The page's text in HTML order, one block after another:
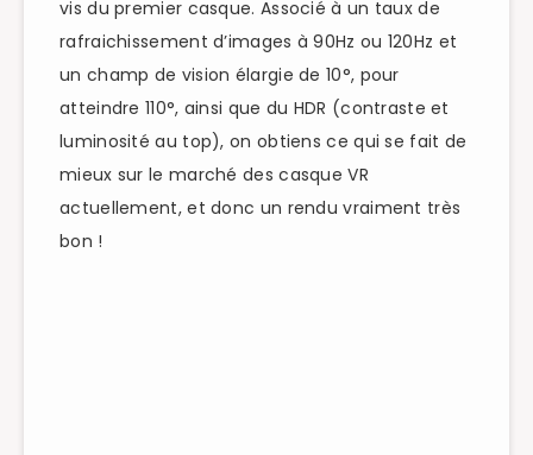
vis du premier casque. Associé à un taux de
rafraichissement d’images à 90Hz ou 120Hz et
un champ de vision élargie de 10°, pour
atteindre 110°, ainsi que du HDR (contraste et
luminosité au top), on obtiens ce qui se fait de
mieux sur le marché des casque VR
actuellement, et donc un rendu vraiment très
bon !